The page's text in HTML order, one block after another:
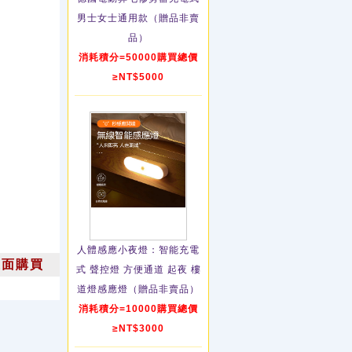
購買
男士女士通用款（贈品非賣
品）
消耗積分=50000購買總價
≥NT$5000
人體感應小夜燈：智能充電
式 聲控燈 方便通道 起夜 樓
道燈感應燈（贈品非賣品）
消耗積分=10000購買總價
≥NT$3000